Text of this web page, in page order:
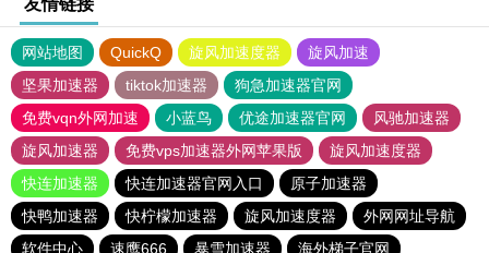
友情链接
网站地图 QuickQ 旋风加速度器
旋风加速
坚果加速器
tiktok加速器
狗急加速器官网
免费vqn外网加速
小蓝鸟 优途加速器官网
风驰加速器
旋风加速器
免费vps加速器外网苹果版
旋风加速度器
快连加速器
快连加速器官网入口
原子加速器
快鸭加速器
快柠檬加速器 旋风加速度器
外网网址导航
软件中心
速鹰666 暴雪加速器 海外梯子官网